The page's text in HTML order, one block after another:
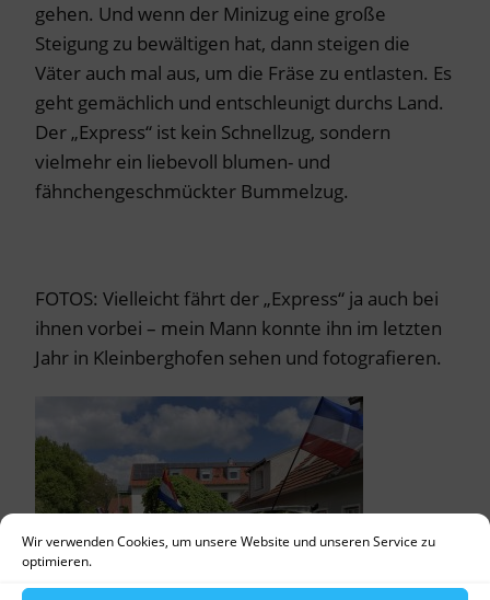
Wir verwenden Cookies, um unsere Website und unseren Service zu
optimieren.
gehen. Und wenn der Minizug eine große
Steigung zu bewältigen hat, dann steigen die
Väter auch mal aus, um die Fräse zu entlasten. Es
geht gemächlich und entschleunigt durchs Land.
Der „Express“ ist kein Schnellzug, sondern
vielmehr ein liebevoll blumen- und
fähnchengeschmückter Bummelzug.
FOTOS: Vielleicht fährt der „Express“ ja auch bei
ihnen vorbei – mein Mann konnte ihn im letzten
Jahr in Kleinberghofen sehen und fotografieren.